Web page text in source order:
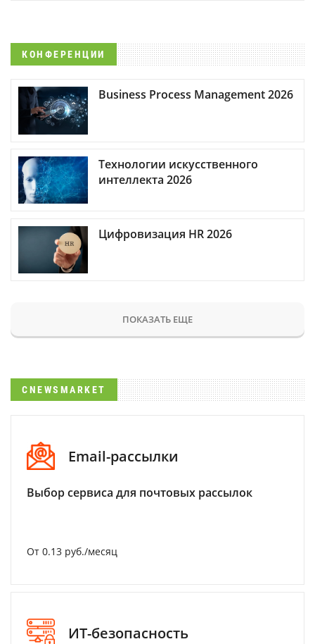
КОНФЕРЕНЦИИ
Business Process Management 2026
Технологии искусственного
интеллекта 2026
Цифровизация HR 2026
ПОКАЗАТЬ ЕЩЕ
CNEWSMARKET
Email-рассылки
Выбор сервиса для почтовых рассылок
От 0.13 руб./месяц
ИТ-безопасность